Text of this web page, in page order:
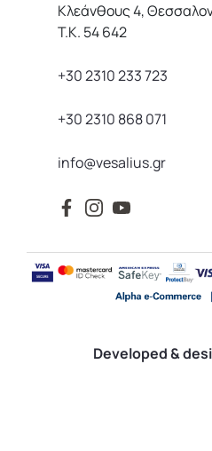
Κλεάνθους 4,
Τ.Κ. 54 642
+30 2310 233 723
+30 2310 868 071
info@vesalius.gr
Developed &